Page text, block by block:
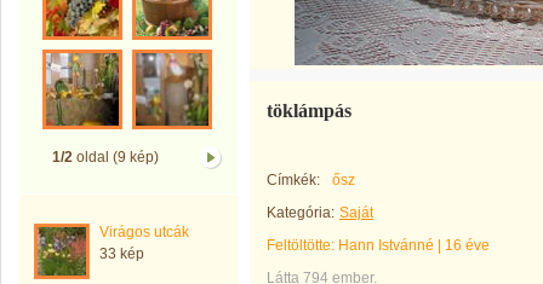
1/2 oldal (9 kép)
Virágos utcák
33 kép
töklámpás
Címkék:
ősz
Kategória: Saját
Feltöltötte: Hann Istvánné
16 éve
Látta 794 ember.